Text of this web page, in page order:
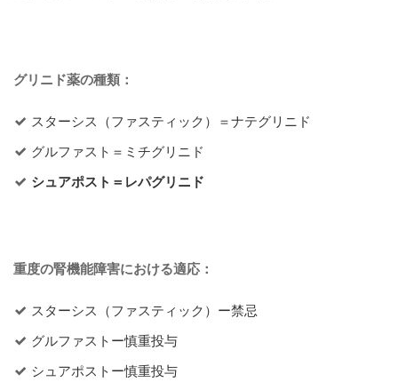
グリニド薬の種類：
スターシス（ファスティック）＝ナテグリニド
グルファスト＝ミチグリニド
シュアポスト＝レパグリニド
重度の腎機能障害における適応：
スターシス（ファスティック）ー禁忌
グルファストー慎重投与
シュアポストー慎重投与